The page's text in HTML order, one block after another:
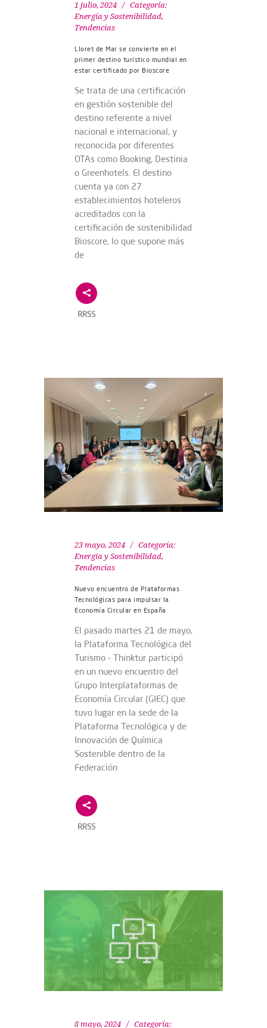
1 julio, 2024
Categoría:
Energía y Sostenibilidad,
Tendencias
Lloret de Mar se convierte en el
primer destino turístico mundial en
estar certificado por Bioscore
Se trata de una certificación
en gestión sostenible del
destino referente a nivel
nacional e internacional, y
reconocida por diferentes
OTAs como Booking, Destinia
o Greenhotels. El destino
cuenta ya con 27
establecimientos hoteleros
acreditados con la
certificación de sostenibilidad
Bioscore, lo que supone más
de
RRSS
23 mayo, 2024
Categoría:
Energía y Sostenibilidad,
Tendencias
Nuevo encuentro de Plataformas
Tecnológicas para impulsar la
Economía Circular en España
El pasado martes 21 de mayo,
la Plataforma Tecnológica del
Turismo - Thinktur participó
en un nuevo encuentro del
Grupo Interplataformas de
Economía Circular (GIEC) que
tuvo lugar en la sede de la
Plataforma Tecnológica y de
Innovación de Química
Sostenible dentro de la
Federación
RRSS
8 mayo, 2024 Categoría: